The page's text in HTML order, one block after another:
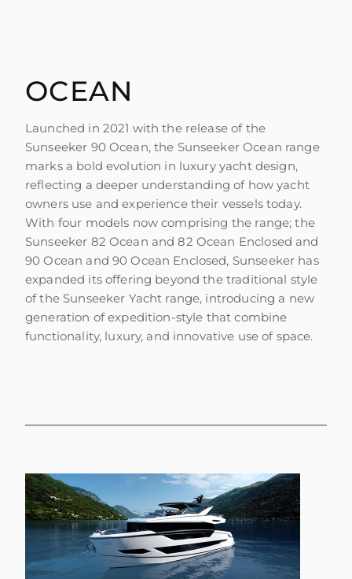
OCEAN
Launched in 2021 with the release of the
Sunseeker 90 Ocean, the Sunseeker Ocean range
marks a bold evolution in luxury yacht design,
reflecting a deeper understanding of how yacht
owners use and experience their vessels today.
With four models now comprising the range; the
Sunseeker 82 Ocean and 82 Ocean Enclosed and
90 Ocean and 90 Ocean Enclosed, Sunseeker has
expanded its offering beyond the traditional style
of the Sunseeker Yacht range, introducing a new
generation of expedition-style that combine
functionality, luxury, and innovative use of space.